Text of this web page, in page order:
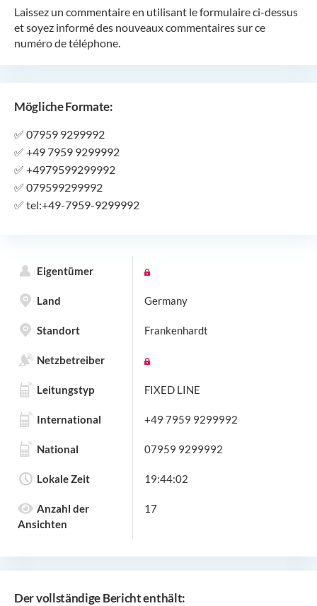
Laissez un commentaire en utilisant le formulaire ci-dessus
et soyez informé des nouveaux commentaires sur ce
numéro de téléphone.
Mögliche Formate:
✅ 07959 9299992
✅ +49 7959 9299992
✅ +4979599299992
✅ 079599299992
✅ tel:+49-7959-9299992
Eigentümer
Land Germany
Standort Frankenhardt
Netzbetreiber
Leitungstyp FIXED LINE
International +49 7959 9299992
National 07959 9299992
Lokale Zeit 19:44:02
Anzahl der
Ansichten
17
Der vollständige Bericht enthält: